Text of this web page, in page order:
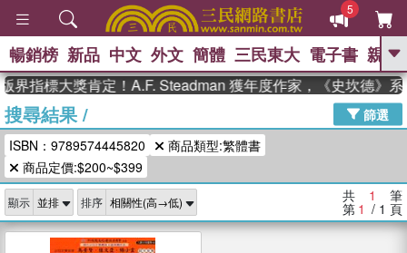
5
GO
高希均教授回憶錄
、 The Odyssey 、 父親節 、 如果歷
史是一群喵 、
登輝時代 、 數學女孩：黎曼猜想 、
偉大的迷走神經
暢銷榜 新品 中文 外文 簡體 三民東大 電子書 親子
界指標大獎肯定！A.F. Steadman 獲年度作家，《史坎德》系
搜尋結果/
篩選
ISBN：9789574445820
商品類型:繁體書
商品定價:$200~$399
顯示 排序 共 1 筆
第 1 / 1 頁